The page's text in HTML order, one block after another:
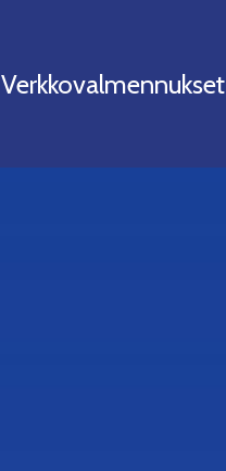
Verkkovalmennukset